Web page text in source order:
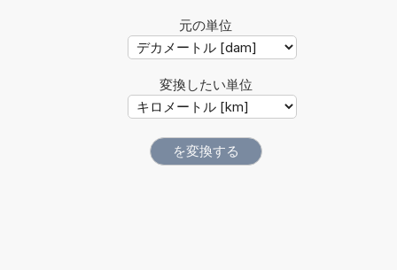
元の単位
変換したい単位